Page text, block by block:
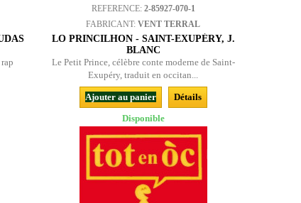
REFERENCE: 2-85927-070-1
FABRICANT:VENT TERRAL
LO PRINCILHON - SAINT-EXUPÉRY, J.
BLANC
Le Petit Prince, célèbre conte moderne de Saint-
Exupéry, traduit en occitan...
Ajouter au panier
Détails
Disponible